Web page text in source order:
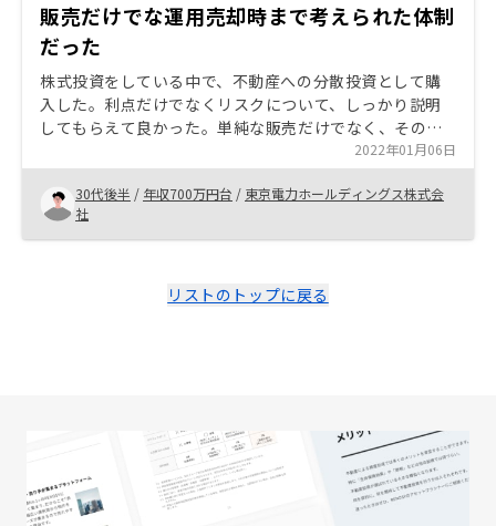
販売だけでな運用売却時まで考えられた体制
だった
株式投資をしている中で、不動産への分散投資として購
入した。利点だけでなくリスクについて、しっかり説明
してもらえて良かった。単純な販売だけでなく、その後
の運用や万一の売却時まで考えられた体制が購入の決め
手となった。
2022年01月06日
30代後半 / 年収700万円台 / 東京電力ホールディングス株式会
社
リストのトップに戻る